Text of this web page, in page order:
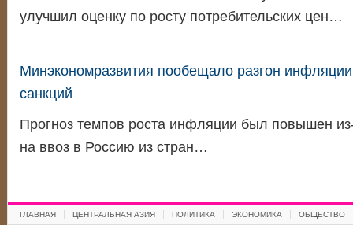
улучшил оценку по росту потребительских цен…
Минэкономразвития пообещало разгон инфляции
санкций
Прогноз темпов роста инфляции был повышен
на ввоз в Россию из стран…
ГЛАВНАЯ ЦЕНТРАЛЬНАЯ АЗИЯ ПОЛИТИКА ЭКОНОМИКА ОБЩЕСТВО